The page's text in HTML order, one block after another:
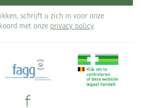
schrijft u zich in voor onze
met onze privacy policy.